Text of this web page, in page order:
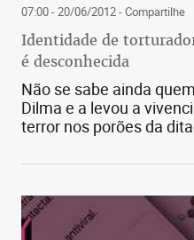
07:00 - 20/06/2012- Compartilhe
Identidade de
é desconhecida
Não se sabe ainda
Dilma e a levou a
terror nos porões da